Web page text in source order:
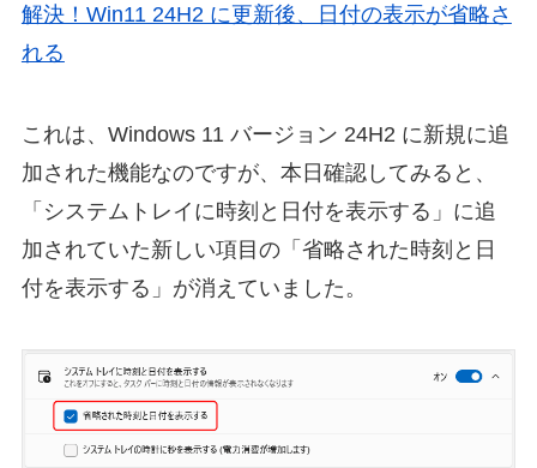
解決！Win11 24H2 に更新後、日付の表示が省略さ
れる
これは、Windows 11 バージョン 24H2 に新規に追
加された機能なのですが、本日確認してみると、
「システムトレイに時刻と日付を表示する」に追
加されていた新しい項目の「省略された時刻と日
付を表示する」が消えていました。